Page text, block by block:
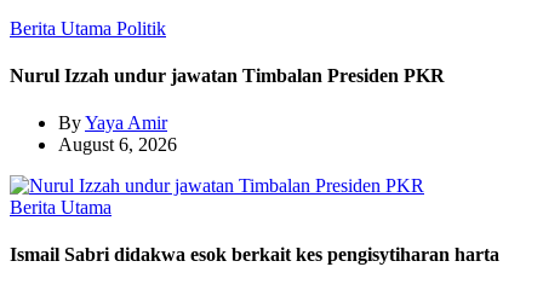
Berita Utama Politik
Nurul Izzah undur jawatan Timbalan Presiden PKR
ByYaya Amir
August 6, 2026
Berita Utama
Ismail Sabri didakwa esok berkait kes pengisytiharan harta